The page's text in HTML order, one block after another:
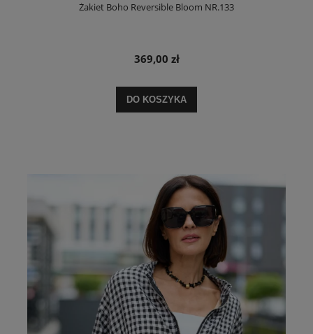
Żakiet Boho Reversible Bloom NR.133
369,00 zł
DO KOSZYKA